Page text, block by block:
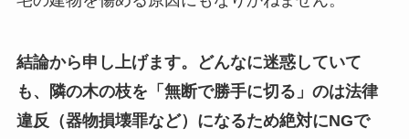
結論から申し上げます。どんなに迷惑していて
も、隣の木の枝を「無断で勝手に切る」のは法律
違反（器物損壊罪など）になるため絶対にNGで